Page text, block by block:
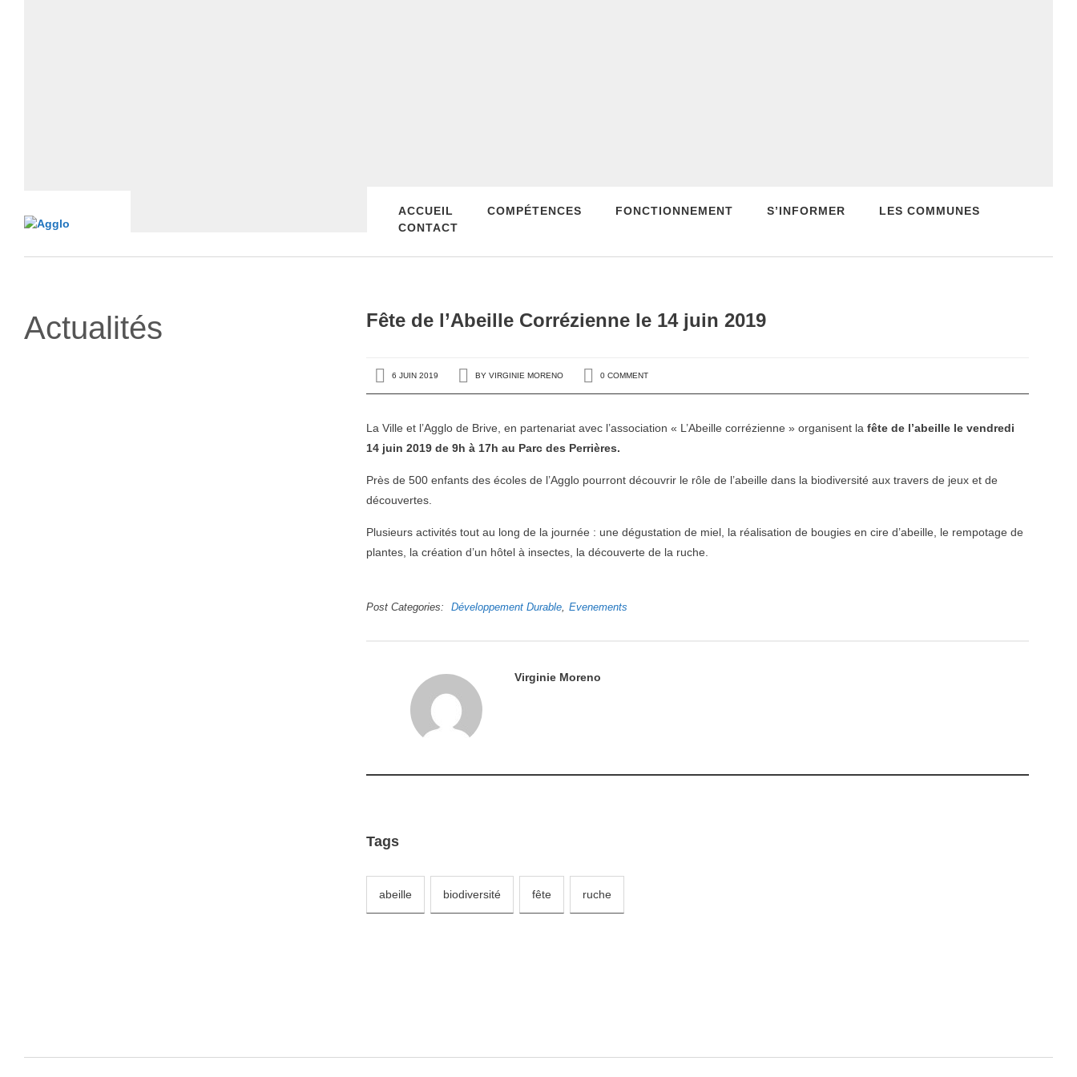
ACCUEIL COMPÉTENCES FONCTIONNEMENT S’INFORMER
LES COMMUNES
CONTACT
Actualités Fête de l’Abeille Corrézienne le 14 juin 2019
6 JUIN 2019 BYVIRGINIE MORENO 0 COMMENT
La Ville et l’Agglo de Brive, en partenariat avec l’association « L’Abeille corrézienne » organisent lafête de l’abeille le vendredi
14 juin 2019 de 9h à 17h au Parc des Perrières.
Près de 500 enfants des écoles de l’Agglo pourront découvrir le rôle de l’abeille dans la biodiversité aux travers de jeux et de
découvertes.
Plusieurs activités tout au long de la journée : une dégustation de miel, la réalisation de bougies en cire d’abeille, le rempotage de
plantes, la création d’un hôtel à insectes, la découverte de la ruche.
Post Categories Développement Durable Evenements
Virginie Moreno
Tags
abeille biodiversité fête ruche